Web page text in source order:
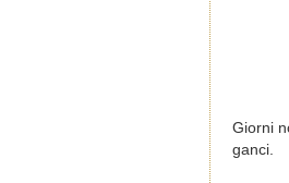
Giorni
ganci.